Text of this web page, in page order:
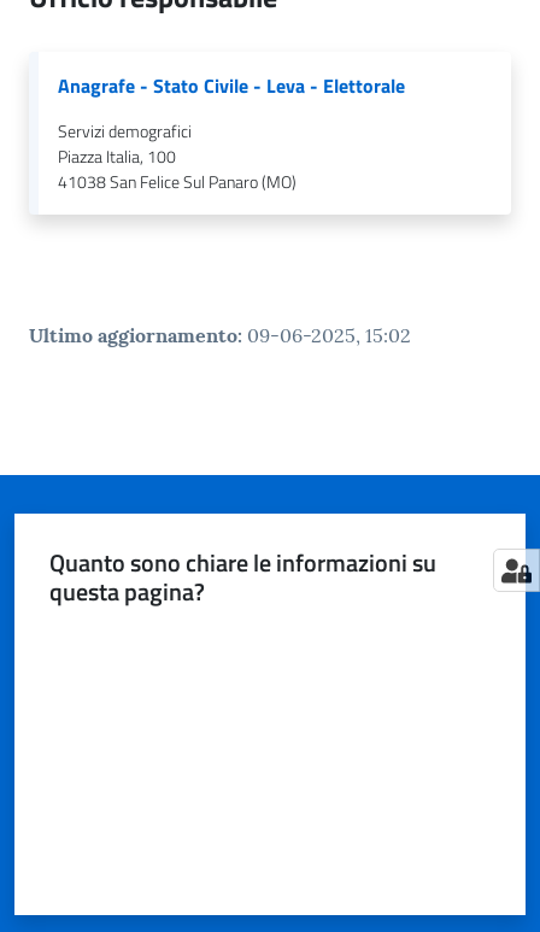
Sportello
telematico
gli
Seguici
Anagrafe - Stato Civile - Leva - Elettorale
Servizi demografici
Piazza Italia, 100
41038San Felice Sul Panaro (MO)
Ultimo aggiornamento: 09-06-2025, 15:02
Quanto sono chiare le informazioni su
questa pagina?